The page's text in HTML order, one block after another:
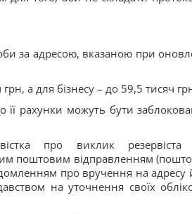
за адресою, вказаною при
а для бізнесу – до 59,5 тисяч
рахунки можуть бути
про виклик резервіста
поштовим відправленням
про вручення на адресу
на уточнення своїх